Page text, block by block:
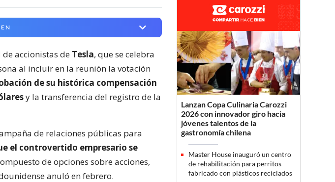
accionistas de Tesla, que se celebra
al incluir en la reunión la votación
de su histórica compensación
y la transferencia del registro de la
de relaciones públicas para
el controvertido empresario se
de opciones sobre acciones,
anuló en febrero.
Lanzan Copa Culinaria Carozzi
2026 con innovador giro hacia
jóvenes talentos de la
gastronomía chilena
Master House inauguró un centro
de rehabilitación para perritos
fabricado con plásticos reciclados